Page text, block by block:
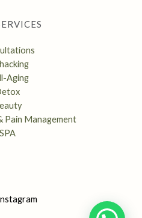
Aging
Pain Management
SPA